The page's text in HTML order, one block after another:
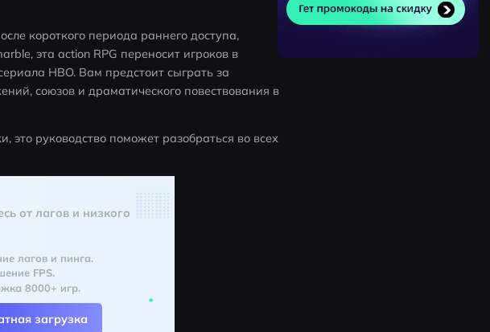
короткого периода раннего доступа,
эта action RPG переносит игроков в
HBO. Вам предстоит сыграть за
союзов и драматического повествования в
это руководство поможет разобраться во всех
от лагов и низкого
лагов и пинга.
FPS.
8000+ игр.
загрузка